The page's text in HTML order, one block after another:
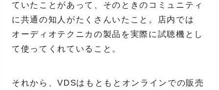
ていたことがあって、そのときのコミュニティ
に共通の知人がたくさんいたこと。店内では
オーディオテクニカの製品を実際に試聴機とし
て使ってくれていること。
それから、VDSはもともとオンラインでの販売